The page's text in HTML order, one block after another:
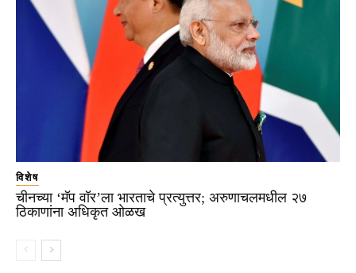
विशेष
चीनच्या ‘मॅप वॉर’ला भारताचे प्रत्युत्तर; अरुणाचलमधील २७
ठिकाणांना अधिकृत ओळख